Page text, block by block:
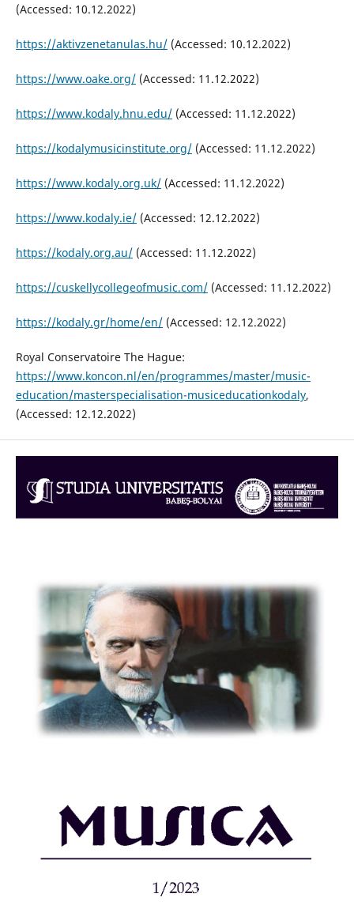
(Accessed: 10.12.2022)
https://aktivzenetanulas.hu/(Accessed: 10.12.2022)
https://www.oake.org/(Accessed: 11.12.2022)
https://www.kodaly.hnu.edu/(Accessed: 11.12.2022)
https://kodalymusicinstitute.org/(Accessed: 11.12.2022)
https://www.kodaly.org.uk/(Accessed: 11.12.2022)
https://www.kodaly.ie/(Accessed: 12.12.2022)
https://kodaly.org.au/(Accessed: 11.12.2022)
https://cuskellycollegeofmusic.com/(Accessed: 11.12.2022)
https://kodaly.gr/home/en/(Accessed: 12.12.2022)
Royal Conservatoire The Hague:
https://www.koncon.nl/en/programmes/master/music-
education/masterspecialisation-musiceducationkodaly,
(Accessed: 12.12.2022)